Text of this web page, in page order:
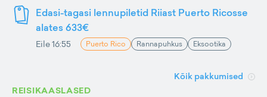
Edasi-tagasi lennupiletid Riiast Puerto Ricosse
alates 633€
Eile 16:55 Puerto Rico Rannapuhkus Eksootika
Kõik pakkumised
REISIKAASLASED